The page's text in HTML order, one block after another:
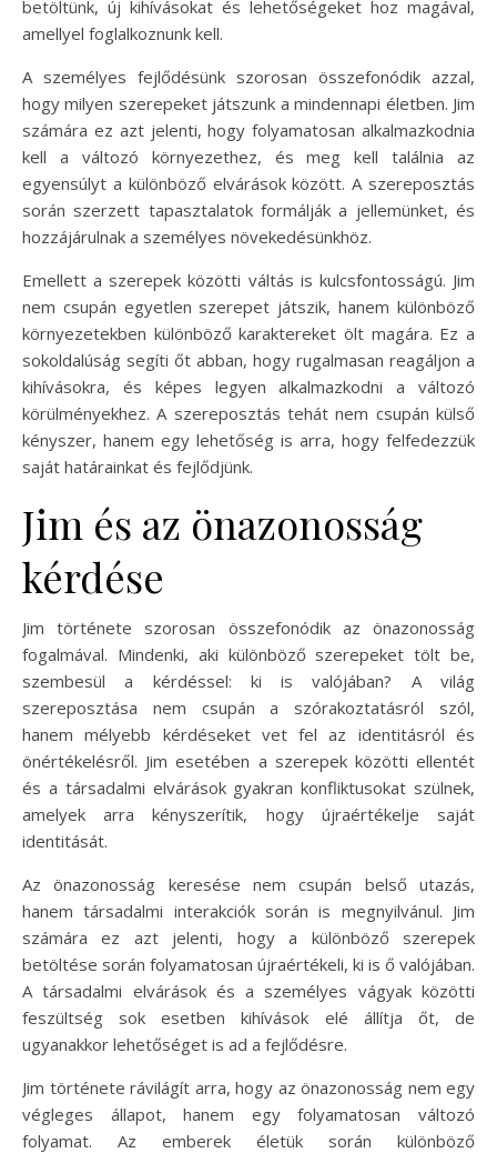
betöltünk, új kihívásokat és lehetőségeket hoz magával,
amellyel foglalkoznunk kell.
A személyes fejlődésünk szorosan összefonódik azzal,
hogy milyen szerepeket játszunk a mindennapi életben. Jim
számára ez azt jelenti, hogy folyamatosan alkalmazkodnia
kell a változó környezethez, és meg kell találnia az
egyensúlyt a különböző elvárások között. A szereposztás
során szerzett tapasztalatok formálják a jellemünket, és
hozzájárulnak a személyes növekedésünkhöz.
Emellett a szerepek közötti váltás is kulcsfontosságú. Jim
nem csupán egyetlen szerepet játszik, hanem különböző
környezetekben különböző karaktereket ölt magára. Ez a
sokoldalúság segíti őt abban, hogy rugalmasan reagáljon a
kihívásokra, és képes legyen alkalmazkodni a változó
körülményekhez. A szereposztás tehát nem csupán külső
kényszer, hanem egy lehetőség is arra, hogy felfedezzük
saját határainkat és fejlődjünk.
Jim és az önazonosság
kérdése
Jim története szorosan összefonódik az önazonosság
fogalmával. Mindenki, aki különböző szerepeket tölt be,
szembesül a kérdéssel: ki is valójában? A világ
szereposztása nem csupán a szórakoztatásról szól,
hanem mélyebb kérdéseket vet fel az identitásról és
önértékelésről. Jim esetében a szerepek közötti ellentét
és a társadalmi elvárások gyakran konfliktusokat szülnek,
amelyek arra kényszerítik, hogy újraértékelje saját
identitását.
Az önazonosság keresése nem csupán belső utazás,
hanem társadalmi interakciók során is megnyilvánul. Jim
számára ez azt jelenti, hogy a különböző szerepek
betöltése során folyamatosan újraértékeli, ki is ő valójában.
A társadalmi elvárások és a személyes vágyak közötti
feszültség sok esetben kihívások elé állítja őt, de
ugyanakkor lehetőséget is ad a fejlődésre.
Jim története rávilágít arra, hogy az önazonosság nem egy
végleges állapot, hanem egy folyamatosan változó
folyamat. Az emberek életük során különböző